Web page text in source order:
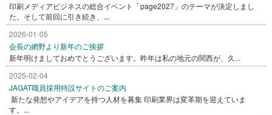
印刷メディアビジネスの総合イベント「page2027」のテーマが決定しまし
た。そして前回に引き続き、...
2026-01-05
会長の網野より新年のご挨拶
新年明けましておめでとうございます。昨年は私の地元の関西が、久...
2025-02-04
JAGAT職員採用特設サイトのご案内
新たな発想やアイデアを持つ人材を募集 印刷業界は変革期を迎えていま
す。...